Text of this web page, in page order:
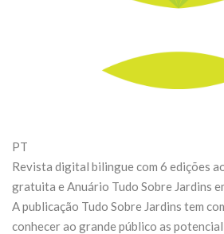
PT
Revista digital bilingue com 6 edições
gratuita e Anuário Tudo Sobre Jardins
A publicação Tudo Sobre Jardins tem
conhecer ao grande público as